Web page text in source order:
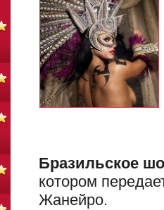
Бразильское
котором
Жанейро.